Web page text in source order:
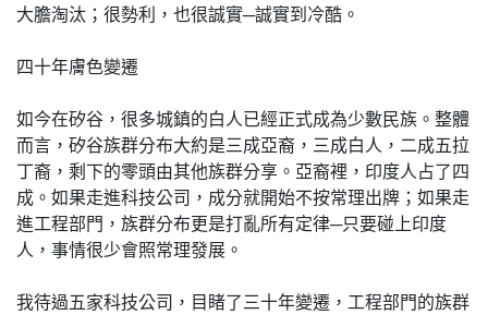
大膽淘汰；很勢利，也很誠實─誠實到冷酷。
四十年膚色變遷
如今在矽谷，很多城鎮的白人已經正式成為少數民族。整體
而言，矽谷族群分布大約是三成亞裔，三成白人，二成五拉
丁裔，剩下的零頭由其他族群分享。亞裔裡，印度人占了四
成。如果走進科技公司，成分就開始不按常理出牌；如果走
進工程部門，族群分布更是打亂所有定律─只要碰上印度
人，事情很少會照常理發展。
我待過五家科技公司，目睹了三十年變遷，工程部門的族群